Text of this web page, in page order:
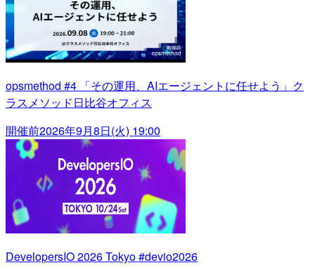
opsmethod #4 「その運用、AIエージェントに任せよう」ク
ラスメソッド日比谷オフィス
開催前2026年9月8日(火) 19:00
DevelopersIO 2026 Tokyo #devio2026